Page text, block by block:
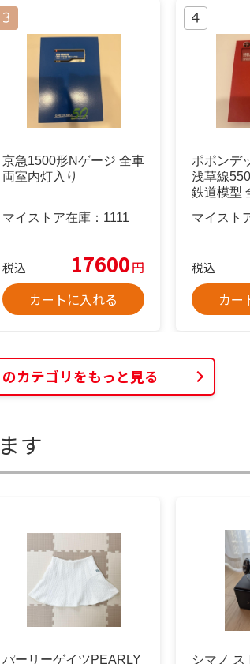
京急1500形Nゲージ 全車
両室内灯入り
マイストア在庫： 1111
税込 17600円
カートに入れる
ポポンデ
浅草線
鉄道模型
マイスト
税込
カー
のカテゴリをもっと見る
す
パーリーゲイツPEARLY シマノ ス